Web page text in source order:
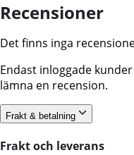
Recensioner
Det finns inga
Endast inloggade
lämna en recension.
Frakt & betalning
Frakt och leverans